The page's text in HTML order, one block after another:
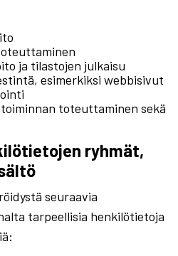
ja tilastojen julkaisu
esimerkiksi webbisivut
toteuttaminen sekä
ryhmät,
seuraavia
tarpeellisia henkilötietoja